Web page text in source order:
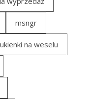
msngr
na weselu